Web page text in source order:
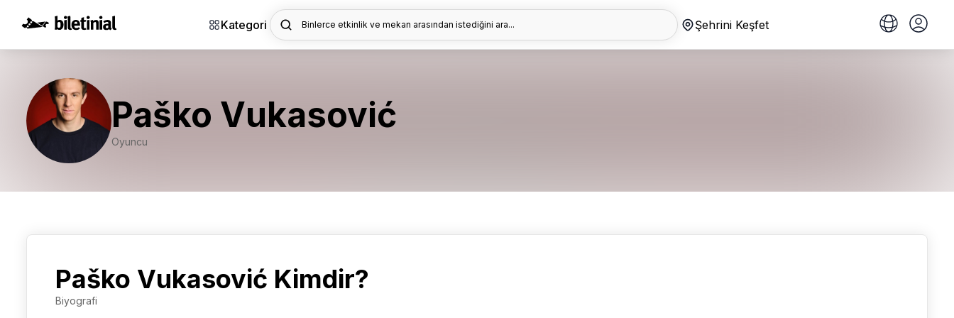
Kategori Binlerce etkinlik ve mekan arasından istediğini ara... Şehrini Keşfet
Paško Vukasović
Oyuncu
Paško Vukasović Kimdir?
Biyografi